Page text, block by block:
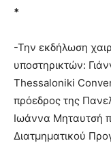
*
-Την εκδήλωση
υποστηρικτών:
Thessaloniki
πρόεδρος της
Ιωάννα Μηταυτσή
Διατμηματικού